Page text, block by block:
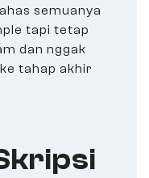
semuanya
tapi tetap
dan nggak
tahap akhir